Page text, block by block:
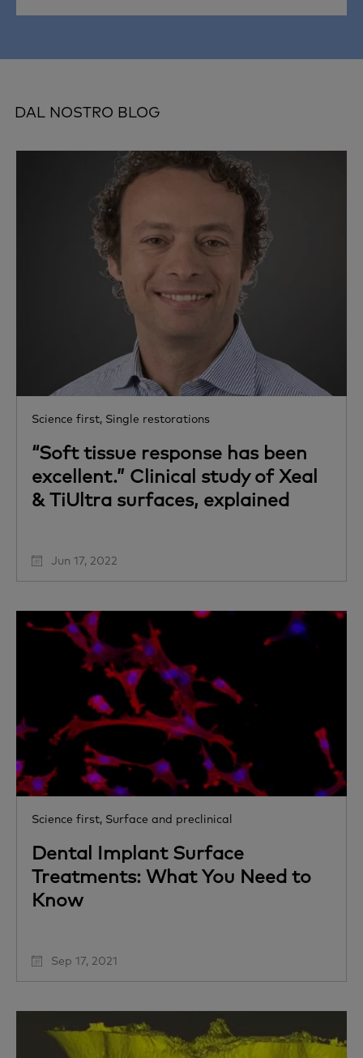
DAL NOSTRO BLOG
Science first, Single restorations
“Soft tissue response has been
excellent.” Clinical study of Xeal
& TiUltra surfaces, explained
Jun 17, 2022
Science first, Surface and preclinical
Dental Implant Surface
Treatments: What You Need to
Know
Sep 17, 2021